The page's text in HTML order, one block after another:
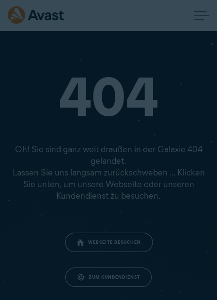
404
Oh! Sie sind ganz weit draußen in der Galaxie 404
gelandet.
Lassen Sie uns langsam zurückschweben … Klicken
Sie unten, um unsere Webseite oder unseren
Kundendienst zu besuchen.
WEBSEITE BESUCHEN
ZUM KUNDENDIENST